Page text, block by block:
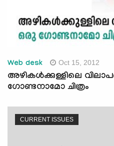
Web desk Oct 15, 2012
അഴികള്‍ക്കുള്ളിലെ
ഗോണ്ടനാമോ ചിത്രം
CURRENT ISSUES